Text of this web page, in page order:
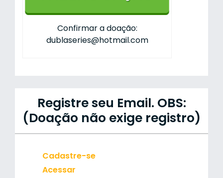
Confirmar a doação:
dublaseries@hotmail.com
Registre seu Email. OBS:
(Doação não exige registro)
Cadastre-se
Acessar